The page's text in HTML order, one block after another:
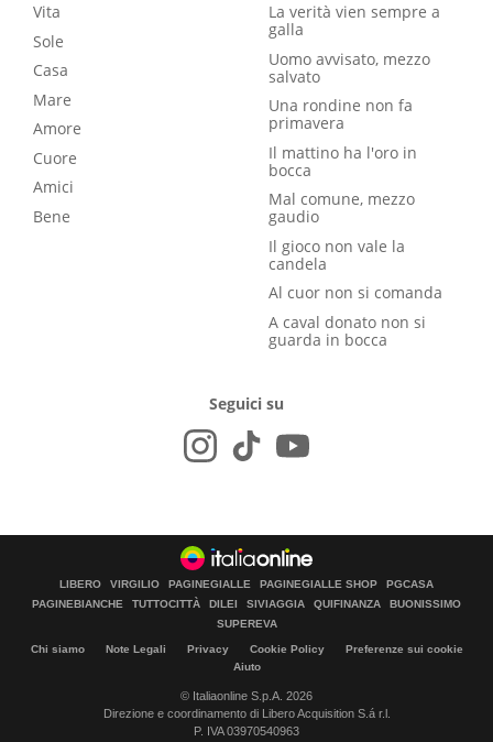
Vita
Sole
Casa
Mare
Amore
Cuore
Amici
Bene
La verità vien sempre a
galla
Uomo avvisato, mezzo
salvato
Una rondine non fa
primavera
Il mattino ha l'oro in
bocca
Mal comune, mezzo
gaudio
Il gioco non vale la
candela
Al cuor non si comanda
A caval donato non si
guarda in bocca
Seguici su
LIBERO VIRGILIO PAGINEGIALLE PAGINEGIALLE SHOP
PGCASA
PAGINEBIANCHE
TUTTOCITTÀ DILEI SIVIAGGIA QUIFINANZA
BUONISSIMO
SUPEREVA
Chi siamo Note Legali Privacy Cookie Policy
Preferenze sui cookie
Aiuto
© Italiaonline S.p.A. 2026
Direzione e coordinamento di Libero Acquisition S.á r.l.
P. IVA 03970540963